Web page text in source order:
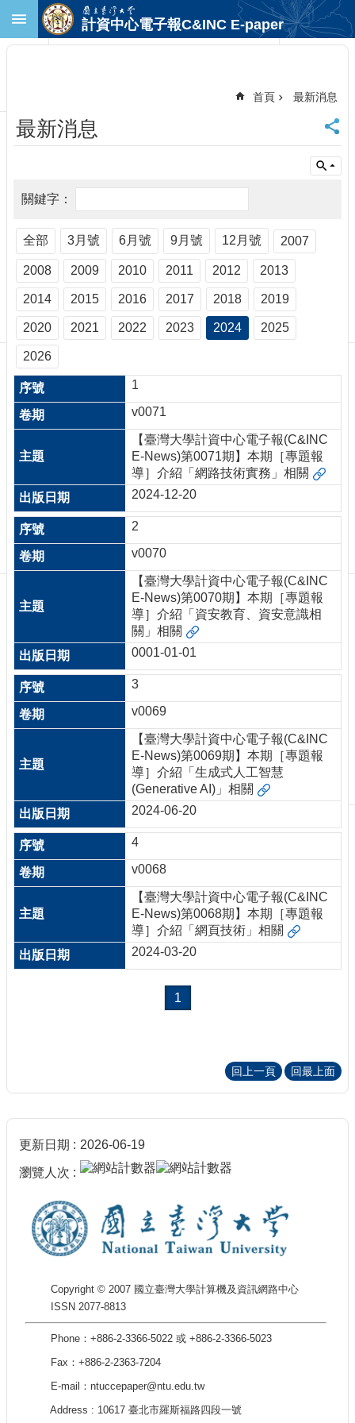
跳到主要內容區塊
首
頁
首
計
中
首
頁
聯
絡
資
訊
訂
閱/
取
消
網
導
覽
最
新
消
關
我
們
出
版
刊
服
務
專
題
報
導
術
論
計資中心電子報C&INC E-paper
首頁 最新消息
最新消息
全部 3月號 6月號 9月號 12月號 2007
2008 2009 2010 2011 2012 2013
2014 2015 2016 2017 2018 2019
2020 2021 2022 2023 2024 2025
2026
1
v0071
【臺灣大學計資中心電子報(C&INC
E-News)第0071期】本期［專題報
導］介紹「網路技術實務」相關
2024-12-20
2
v0070
【臺灣大學計資中心電子報(C&INC
E-News)第0070期】本期［專題報
導］介紹「資安教育、資安意識相
關」相關
0001-01-01
3
v0069
【臺灣大學計資中心電子報(C&INC
E-News)第0069期】本期［專題報
導］介紹「生成式人工智慧
(Generative AI)」相關
2024-06-20
4
v0068
【臺灣大學計資中心電子報(C&INC
E-News)第0068期】本期［專題報
導］介紹「網頁技術」相關
2024-03-20
1
回上一頁 回最上面
更新日期 2026-06-19
瀏覽人次
Copyright © 2007 國立臺灣大學計算機及資訊網路中心
ISSN 2077-8813
Phone：+886-2-3366-5022 或 +886-2-3366-5023
Fax：+886-2-2363-7204
E-mail：ntuccepaper@ntu.edu.tw
Address : 10617 臺北市羅斯福路四段一號